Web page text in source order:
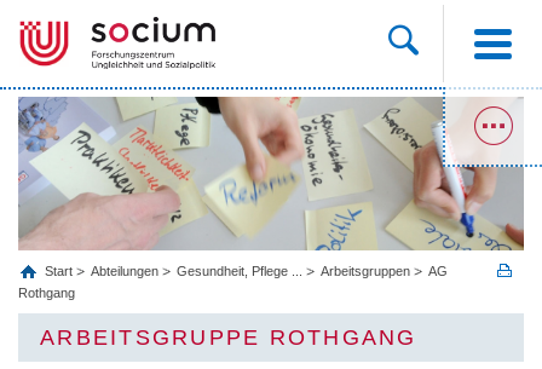
Start Abteilungen Gesundheit, Pflege ... Arbeitsgruppen
AG
Rothgang
ARBEITSGRUPPE ROTHGANG